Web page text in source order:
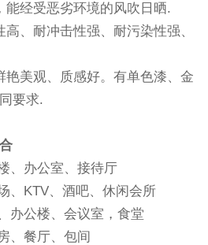
经受恶劣环境的风吹日晒.
、耐冲击性强、耐污染性强、
美观、质感好。有单色漆、金
要求.
办公室、接待厅
KTV、酒吧、休闲会所
公楼、会议室，食堂
餐厅、包间